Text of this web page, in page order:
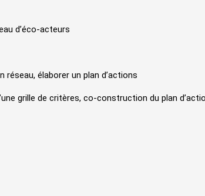
d’éco-acteurs
réseau, élaborer un plan d’actions
grille de critères, co-construction du plan